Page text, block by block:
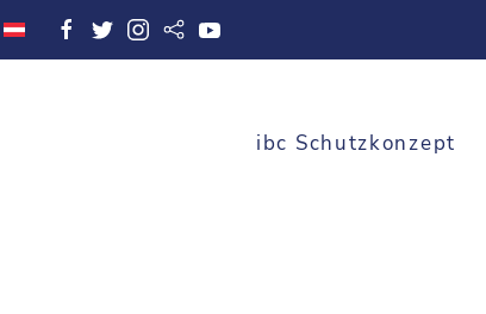
ibc Schutzkonzept